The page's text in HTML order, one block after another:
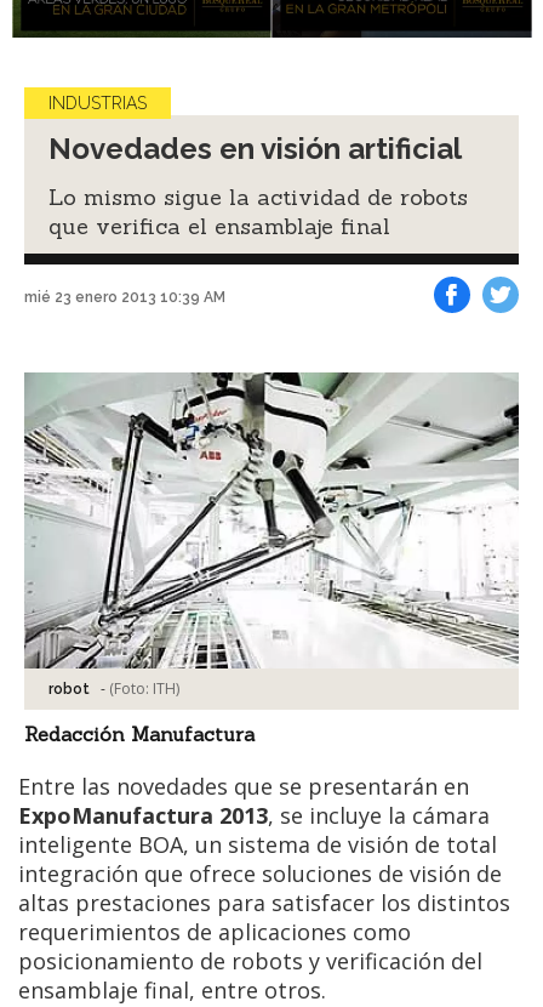
INDUSTRIAS
Novedades en visión artificial
Lo mismo sigue la actividad de robots
que verifica el ensamblaje final
mié 23 enero 2013 10:39 AM
robot - (Foto: ITH)
Redacción Manufactura
Entre las novedades que se presentarán en
ExpoManufactura 2013, se incluye la cámara
inteligente BOA, un sistema de visión de total
integración que ofrece soluciones de visión de
altas prestaciones para satisfacer los distintos
requerimientos de aplicaciones como
posicionamiento de robots y verificación del
ensamblaje final, entre otros.